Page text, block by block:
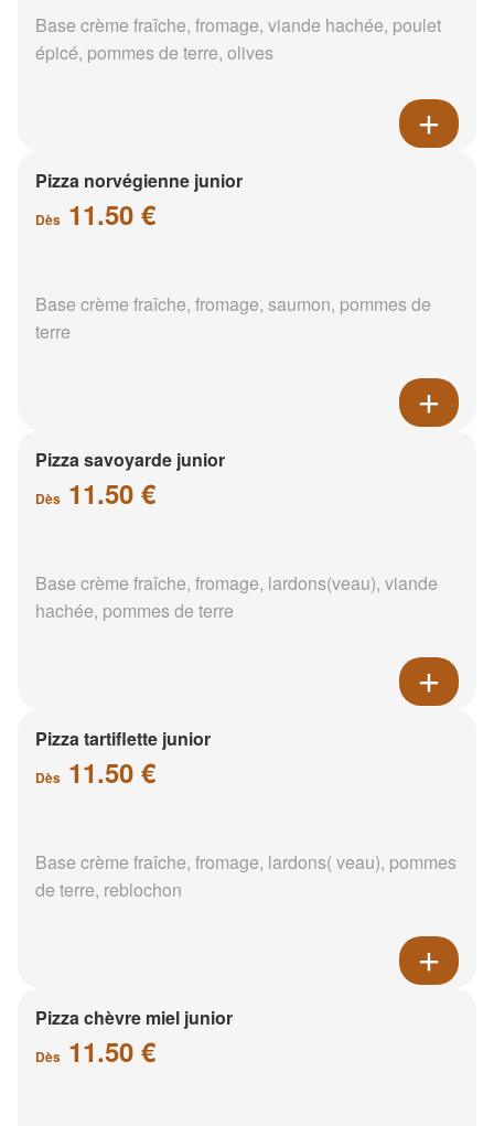
Base crème fraîche, fromage, viande hachée, poulet
épicé, pommes de terre, olives
Pizza norvégienne junior
Dès 11.50 €
Base crème fraîche, fromage, saumon, pommes de
terre
Pizza savoyarde junior
Dès 11.50 €
Base crème fraîche, fromage, lardons(veau), viande
hachée, pommes de terre
Pizza tartiflette junior
Dès 11.50 €
Base crème fraîche, fromage, lardons( veau), pommes
de terre, reblochon
Pizza chèvre miel junior
Dès 11.50 €